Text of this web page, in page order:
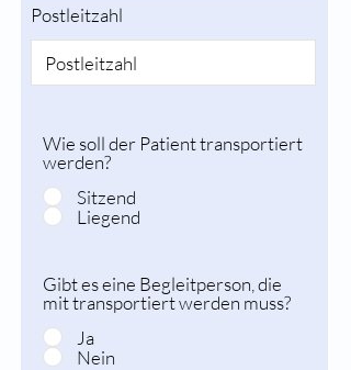
Postleitzahl
Wie soll der Patient transportiert
werden?
Sitzend
Liegend
Gibt es eine Begleitperson, die
mit transportiert werden muss?
Ja
Nein